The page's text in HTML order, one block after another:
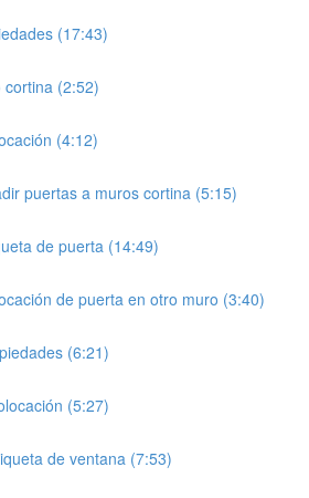
(17:43)
(2:52)
(4:12)
puertas a muros cortina (5:15)
de puerta (14:49)
de puerta en otro muro (3:40)
(6:21)
(5:27)
de ventana (7:53)